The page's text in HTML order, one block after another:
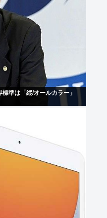
準は「縦/オールカラー」